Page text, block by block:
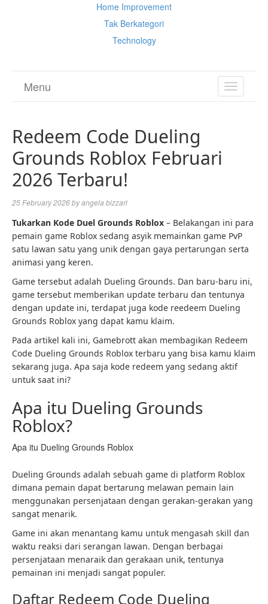
Home Improvement
Tak Berkategori
Technology
TOGGLE
Menu
Redeem Code Dueling
Grounds Roblox Februari
2026 Terbaru!
25 February 2026byangela bizzari
Tukarkan Kode Duel Grounds Roblox – Belakangan ini para
pemain game Roblox sedang asyik memainkan game PvP
satu lawan satu yang unik dengan gaya pertarungan serta
animasi yang keren.
Game tersebut adalah Dueling Grounds. Dan baru-baru ini,
game tersebut memberikan update terbaru dan tentunya
dengan update ini, terdapat juga kode reedeem Dueling
Grounds Roblox yang dapat kamu klaim.
Pada artikel kali ini, Gamebrott akan membagikan Redeem
Code Dueling Grounds Roblox terbaru yang bisa kamu klaim
sekarang juga. Apa saja kode redeem yang sedang aktif
untuk saat ini?
Apa itu Dueling Grounds
Roblox?
Apa itu Dueling Grounds Roblox
Dueling Grounds adalah sebuah game di platform Roblox
dimana pemain dapat bertarung melawan pemain lain
menggunakan persenjataan dengan gerakan-gerakan yang
sangat menarik.
Game ini akan menantang kamu untuk mengasah skill dan
waktu reaksi dari serangan lawan. Dengan berbagai
persenjataan menaraik dan gerakaan unik, tentunya
pemainan ini menjadi sangat populer.
Daftar Redeem Code Dueling